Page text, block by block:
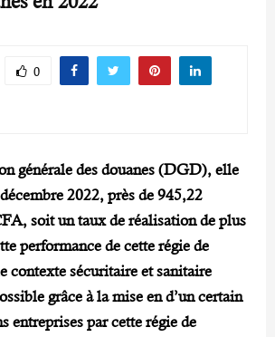
0
générale des douanes (DGD), elle
2022, près de 945,22
soit un taux de réalisation de plus
performance de cette régie de
contexte sécuritaire et sanitaire
grâce à la mise en d’un certain
entreprises par cette régie de